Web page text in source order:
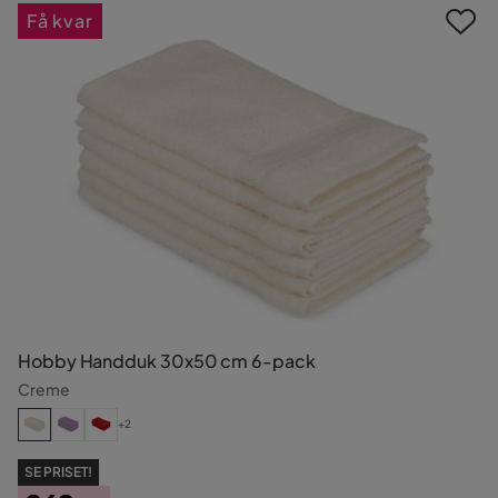
Hobby Handduk 30x50 cm 6-pack
Creme
+2
SE PRISET!
Få kvar